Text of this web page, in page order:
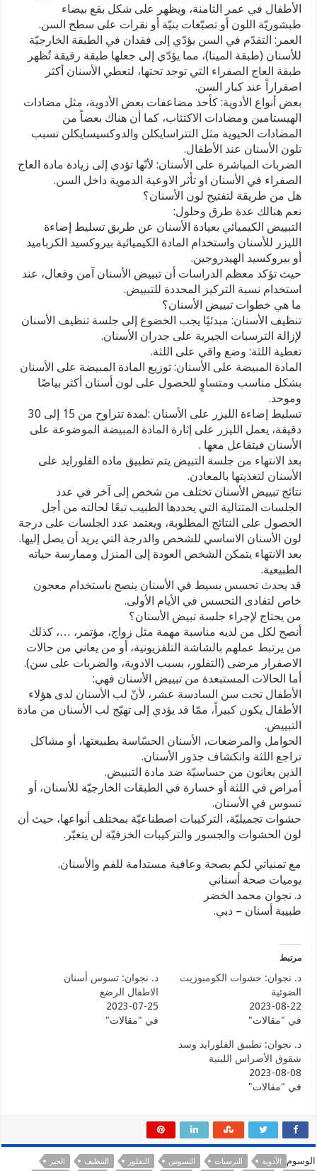
الأطفال في عمر الثامنة، ويظهر على شكل بقع بيضاء
طبشوريّة اللون أو تصبّغات بنيّة أو نقرات على سطح السن.
العمر: التقدّم في السن يؤدّي إلى فقدان في الطبقة الخارجيّة
للأسنان (طبقة المينا)، مما يؤدّي إلى جعلها طبقة رقيقة تُظهر
طبقة العاج الصفراء التي توجد تحتها، لتعطي الأسنان أكثر
اصفراراً عند كبار السن.
بعض أنواع الأدوية: كأحد مضاعفات بعض الأدوية، مثل مضادات
الهيستامين ومضادات الاكتئاب، كما أن هناك بعضاً من
المضادات الحيوية مثل التتراسايكلن والدوكسيسايكلن تسبب
تلون الأسنان عند الأطفال.
الضربات المباشرة على الأسنان: لأنّها تؤدي إلى زيادة مادة العاج
الصفراء في الأسنان او تأثر الاوعية الدموية داخل السن.
هل من طريقة لتفتيح لون الأسنان؟
نعم هنالك عدة طرق وحلول:
التبييض الكيميائي بعيادة الأسنان عن طريق تسليط إضاءة
الليزر للأسنان واستخدام المادة الكيميائية بيروكسيد الكرباميد
أو بيروكسيد الهيدروجين.
حيث تؤكد معظم الدراسات أن تبييض الأسنان آمن وفعال، عند
استخدام نسبة التركيز المحددة للتبييض.
ما هي خطوات تبييض الأسنان؟
تنظيف الأسنان: مبدئيًا يجب الخضوع إلى جلسة تنظيف الأسنان
لإزالة الترسبات الجيرية على جدران الأسنان.
تغطية اللثة: وضع واقي على اللثة.
المادة المبيضة على الأسنان: توزيع المادة المبيضة على الأسنان
بشكل مناسب ومتساوٍ للحصول على لون أسنان أكثر بياضًا
وموحد.
تسليط إضاءة الليزر على الأسنان :لمدة تتراوح من 15 إلى 30
دقيقة، يعمل الليزر على إثارة المادة المبيضة الموضوعة على
الأسنان فيتفاعل معها .
بعد الانتهاء من جلسة التبيض يتم تطبيق ماده الفلورايد على
الأسنان لتغذيتها بالمعادن.
نتائج تبييض الأسنان تختلف من شخص إلى آخر في عدد
الجلسات المتتالية التي يحددها الطبيب تبعًا لحالته من أجل
الحصول على النتائج المطلوبة، ويعتمد عدد الجلسات على درجة
لون الأسنان الاساسي للشخص والدرجة التي يريد أن يصل إليها.
بعد الانتهاء يتمكن الشخص العودة إلى المنزل وممارسة حياته
الطبيعية.
قد يحدث تحسس بسيط في الأسنان ينصح باستخدام معجون
خاص لتفادى التحسس في الأيام الأولى.
من يحتاج لإجراء جلسة تبيض الأسنان؟
أنصح لكل من لديه مناسبة مهمة مثل زواج، مؤتمر، …، كذلك
من يرتبط عملهم بالشاشة التلفزيونية، أو من يعاني من حالات
الاصفرار مرضى (التفلور، بسبب الادوية، والضربات على سن).
أما الحالات المستبعدة من تبييض الأسنان فهي:
الأطفال تحت سن السادسة عشر، لأنّ لب الأسنان لدى هؤلاء
الأطفال يكون كبيراً، ممّا قد يؤدي إلى تهيّج لب الأسنان من مادة
التبييض.
الحوامل والمرضعات، الأسنان الحسّاسة بطبيعتها، أو مشاكل
تراجع اللثة وانكشاف جذور الأسنان.
الذين يعانون من حساسيّة ضد مادة التبييض.
أمراض في اللثة أو خسارة في الطبقات الخارجيّة للأسنان، أو
تسوس في الأسنان.
حشوات تجميليّة، التركيبات اصطناعيّة بمختلف أنواعها، حيث أن
لون الحشوات والجسور والتركيبات الخزفيّة لن يتغيّر.
مع تمنياتي لكم بصحة وعافية مستدامة للفم والأسنان.
يوميات صحة أسناني
د. نجوان محمد الخضر
طبيبة أسنان – دبي.
مرتبط
د. نجوان: حشوات الكومبوزيت
الضوئية
2023-08-22
في "مقالات"
د. نجوان: تسوس أسنان
الاطفال الرضع
2023-07-25
في "مقالات"
د. نجوان: تطبيق الفلورايد وسد
شقوق الأضراس اللبنية
2023-08-08
في "مقالات"
الوسوم الأدوية الترسبات التسوس التفلور التنظيف الجير